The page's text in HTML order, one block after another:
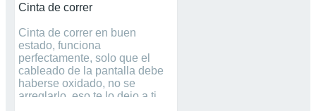
Cinta de correr
Cinta de correr en buen
estado, funciona
perfectamente, solo que el
cableado de la pantalla debe
haberse oxidado, no se
arreglarlo, eso te lo dejo a ti